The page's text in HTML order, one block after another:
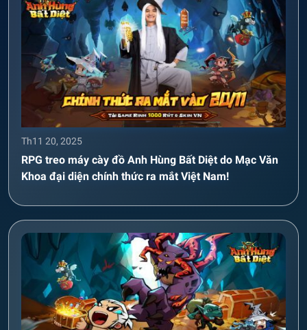
Th11 20, 2025
RPG treo máy cày đồ Anh Hùng Bất Diệt do Mạc Văn
Khoa đại diện chính thức ra mắt Việt Nam!